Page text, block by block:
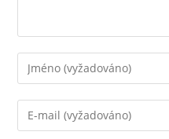
Chcete-
li
přidat
komentář,
Chcete-
li